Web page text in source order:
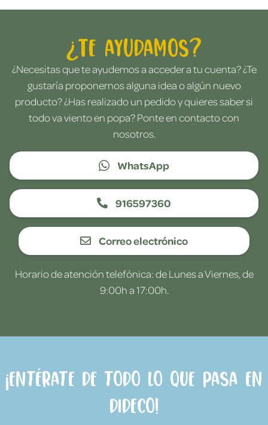
¿Te ayudamos?
¿Necesitas que te ayudemos a acceder a tu cuenta? ¿Te
gustaría proponernos alguna idea o algún nuevo
producto? ¿Has realizado un pedido y quieres saber si
todo va viento en popa? Ponte en contacto con
nosotros.
WhatsApp
916597360
Correo electrónico
Horario de atención telefónica: de Lunes a Viernes, de
9:00h a 17:00h.
¡Entérate de todo lo que pasa en
Dideco!